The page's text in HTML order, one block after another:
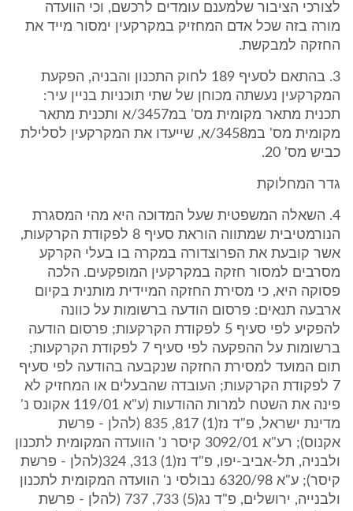
לצורכי הציבור שלמענם עומדים לרכשם, וכי הוועדה
מורה בזה שכל אדם המחזיק במקרקעין ימסור מייד את
החזקה למבקשת.
3. בהתאם לסעיף 189 לחוק התכנון והבניה, הפקעת
המקרקעין נעשתה מכוחן של שתי תוכניות בניין עיר:
תכנית מתאר מקומית מס' במ3457/א ותכנית מתאר
מקומית מס' במ3458/א, שייעדו את המקרקעין לסלילת
כביש מס' 20.
גדר המחלוקת
4. השאלה המשפטית שעל המדוכה היא מהי המסגרת
הנורמטיבית שמתווה הוראת סעיף 8 לפקודת הקרקעות,
אשר קובעת את הפרוצדורה במקרה בו בעלי הקרקע
מסרבים למסור חזקה במקרקעין המופקעים. הלכה
פסוקה היא, כי מסירת החזקה המיידית מותנית בקיום
ארבעה תנאים: פרסום הודעה ברשומות על כוונה
להפקיע לפי סעיף 5 לפקודת הקרקעות; פרסום הודעה
ברשומות על ההפקעה לפי סעיף 7 לפקודת הקרקעות;
תום המועד למסירת החזקה שנקבעה בהודעה לפי סעיף
7 לפקודת הקרקעות; העובדה שהבעלים או המחזיק לא
פינה את השטח למרות ההודעות (ע"א 119/01 אקונס נ'
מדינת ישראל, פ"ד נז(1) 817, 835 (להלן - פרשת
אקנוס); רע"א 3092/01 קיסר נ' הוועדה המקומית לתכנון
ולבניה, תל-אביב-יפו, פ"ד נז(1) 313, 324(להלן - פרשת
קיסר); ע"א 6320/98 נבולסי נ' הוועדה המקומית לתכנון
ולבנייה, ירושלים, פ"ד נג(5) 733, 737 (להלן - פרשת